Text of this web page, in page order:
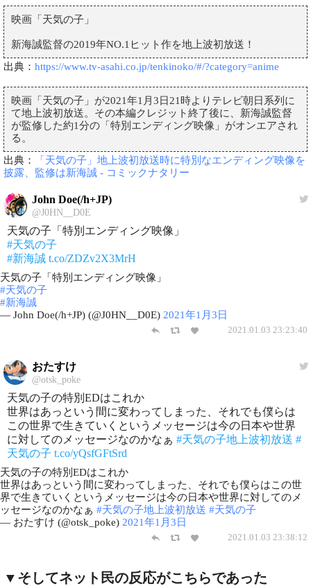
映画「天気の子」
新海誠監督の2019年NO.1ヒット作を地上波初放送！
出典： https://www.tv-asahi.co.jp/tenkinoko/#/?category=anime
映画「天気の子」が2021年1月3日21時よりテレビ朝日系列に
て地上波初放送。その本編クレジット終了後に、新海誠監督
が監修した約1分の「特別エンディング映像」がオンエアされ
る。
出典：
「天気の子」地上波初放送時に特別なエンディング映像を
披露、監修は新海誠 - コミックナタリー
John Doe(/h+JP)
@J0HN__D0E
天気の子「特別エンディング映像」
#天気の子
#新海誠 t.co/ZDZv2X3MrH
天気の子「特別エンディング映像」
#天気の子
#新海誠
— John Doe(/h+JP) (@J0HN__D0E) 2021年1月3日
2021.01.03 23:23:40
おたすけ
@otsk_poke
天気の子の特別EDはこれか
世界はあっという間に変わってしまった、それでも僕らは
この世界で生きていくというメッセージは今の日本や世界
に対してのメッセージなのかなぁ #天気の子地上波初放送 #
天気の子 t.co/yQsfGFtSrd
天気の子の特別EDはこれか
世界はあっという間に変わってしまった、それでも僕らはこの世
界で生きていくというメッセージは今の日本や世界に対してのメ
ッセージなのかなぁ #天気の子地上波初放送 #天気の子
— おたすけ (@otsk_poke) 2021年1月3日
2021.01.03 23:38:12
▼そしてネット民の反応がこちらであった